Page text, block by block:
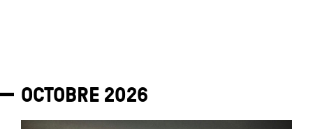
OCTOBRE 2026